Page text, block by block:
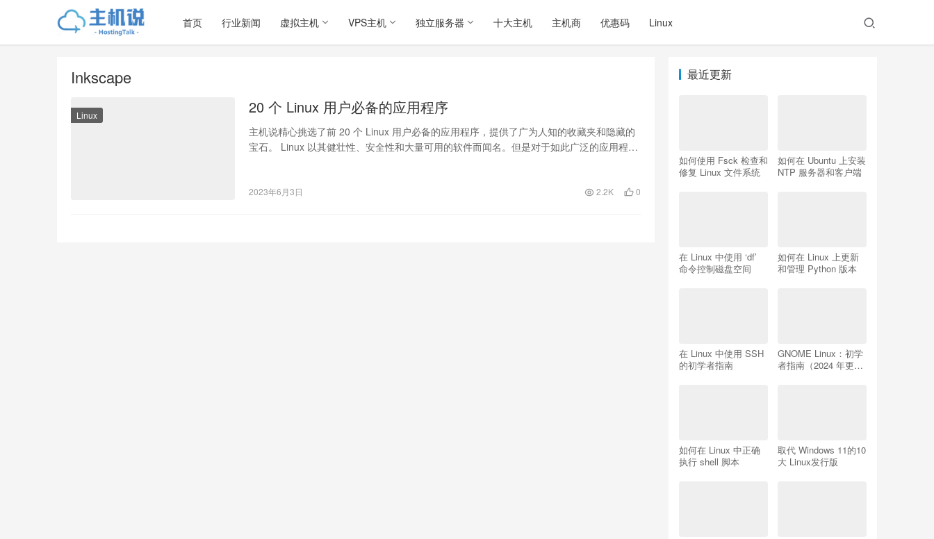
首页 行业新闻 虚拟主机 VPS主机 独立服务器 十大主机 主机商 优惠码 Linux
Inkscape
Linux 20 个 Linux 用户必备的应用程序
主机说精心挑选了前 20 个 Linux 用户必备的应用程序，提供了广为人知的收藏夹和隐藏的
宝石。 Linux 以其健壮性、安全性和大量可用的软件而闻名。但是对于如此广泛的应用程
2023年6月3日 2.2K 0
最近更新
如何使用 Fsck 检查和
修复 Linux 文件系统
如何在 Ubuntu 上安装
NTP 服务器和客户端
在 Linux 中使用 ‘df’
命令控制磁盘空间
如何在 Linux 上更新
和管理 Python 版本
在 Linux 中使用 SSH
的初学者指南
GNOME Linux：初学
者指南（2024 年更
如何在 Linux 中正确
执行 shell 脚本
取代 Windows 11的10
大 Linux发行版